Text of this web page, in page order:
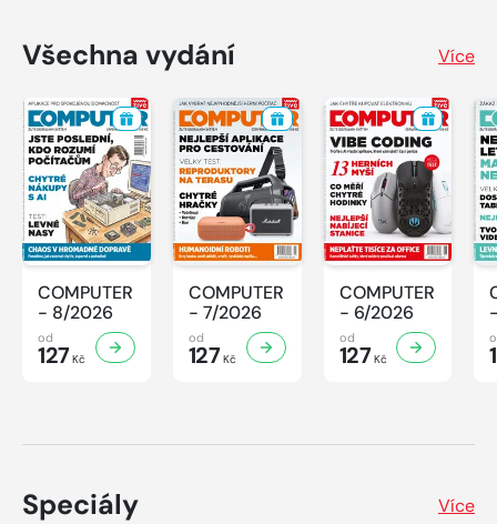
Všechna vydání Více
COMPUTER
- 8/2026
od
127Kč
COMPUTER
- 7/2026
od
127Kč
COMPUTER
- 6/2026
od
127 Kč
Speciály Více